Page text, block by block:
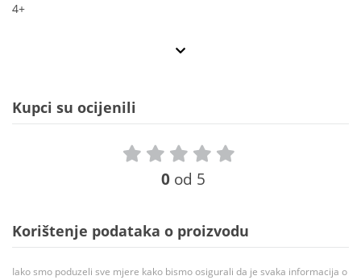
4+
Kupci su ocijenili
0 od 5
Korištenje podataka o proizvodu
Iako smo poduzeli sve mjere kako bismo osigurali da je svaka informacija o